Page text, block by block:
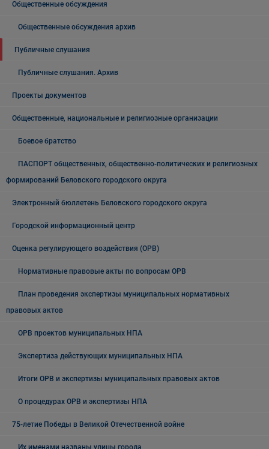
Общественные обсуждения
Общественные обсуждения архив
Публичные слушания
Публичные слушания. Архив
Проекты документов
Общественные, национальные и религиозные организации
Боевое братство
ПАСПОРТ общественных, общественно-политических и религиозных
формирований Беловского городского округа
Электронный бюллетень Беловского городского округа
Городской информационный центр
Оценка регулирующего воздействия (ОРВ)
Нормативные правовые акты по вопросам ОРВ
План проведения экспертизы муниципальных нормативных
правовых актов
ОРВ проектов муниципальных НПА
Экспертиза действующих муниципальных НПА
Итоги ОРВ и экспертизы муниципальных правовых актов
О процедурах ОРВ и экспертизы НПА
75-летие Победы в Великой Отечественной войне
Их именами названы улицы города